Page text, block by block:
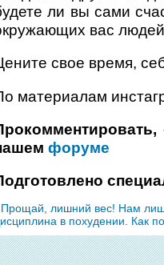
ли вы сами
вас
свое время,
материалам
форуме
Прощай, лишний вес! Нам
в похудении. Как